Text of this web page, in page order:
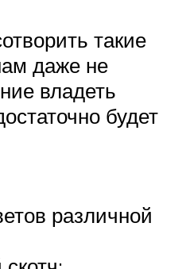
такие
даже не
владеть
будет
различной